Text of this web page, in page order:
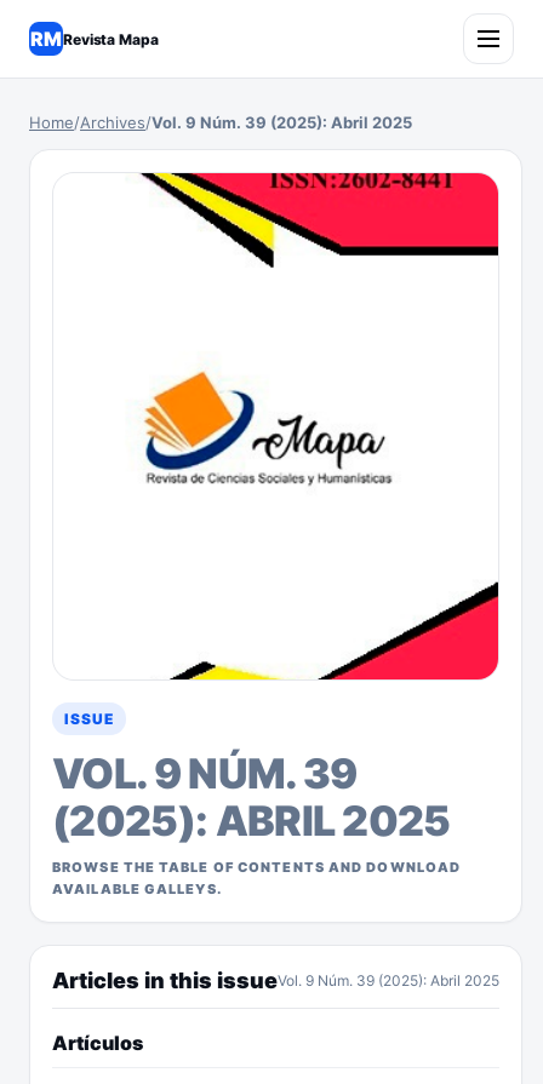
RMRevista Mapa
Home/Archives/Vol. 9 Núm. 39 (2025): Abril 2025
ISSUE
VOL. 9 NÚM. 39
(2025): ABRIL 2025
BROWSE THE TABLE OF CONTENTS AND DOWNLOAD
AVAILABLE GALLEYS.
Articles in this issueVol. 9 Núm. 39 (2025): Abril 2025
Artículos